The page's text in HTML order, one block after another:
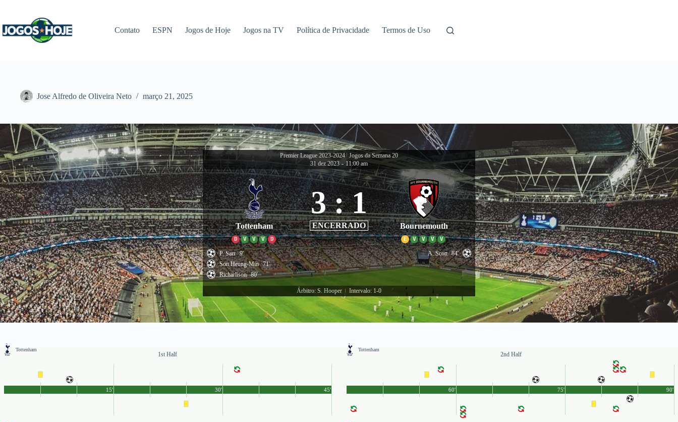
conteúdo
Contato ESPN Jogos de Hoje Jogos na TV Política de Privacidade Termos de Uso
Jose Alfredo de Oliveira Neto março 21, 2025
Premier League 2023-2024 Jogos da Semana 20
31 dez 2023 - 11:00 am
Tottenham
D V V V D
3 : 1
ENCERRADO Bournemouth
E V V V V
P. Sarr 9'
Son Heung-Min 71'
Richarlison 80'
A. Scott 84'
Árbitro: S. Hooper Intervalo: 1-0
Tottenham
1st Half
45'
15' 30'
Tottenham
2nd Half
90'
60' 75'